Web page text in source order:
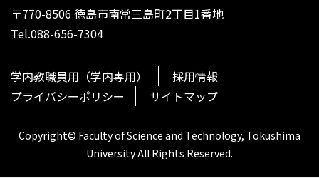
〒770-8506 徳島市南常三島町2丁目1番地
Tel.088-656-7304
学内教職員用（学内専用）
採用情報
プライバシーポリシー
サイトマップ
Copyright© Faculty of Science and Technology, Tokushima
University All Rights Reserved.